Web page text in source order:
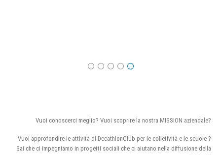
Vuoi conoscerci meglio? Vuoi scoprire la nostra MISSION aziendale?
Vuoi approfondire le attività di DecathlonClub per le colletività e le scuole ?
Sai che ci impegniamo in progetti sociali che ci aiutano nella diffusione della